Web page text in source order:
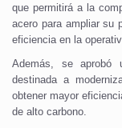
que permitirá a la
acero para ampliar su
eficiencia en la
Además, se aprobó
destinada a
obtener mayor
de alto carbono.